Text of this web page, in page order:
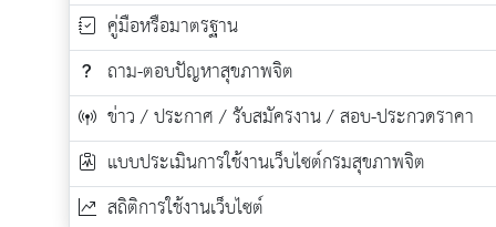
คู่มือหรือมาตรฐาน
ถาม-ตอบปัญหาสุขภาพจิต
ข่าว / ประกาศ / รับสมัครงาน / สอบ-ประกวดราคา
แบบประเมินการใช้งานเว็บไซต์กรมสุขภาพจิต
สถิติการใช้งานเว็บไซต์